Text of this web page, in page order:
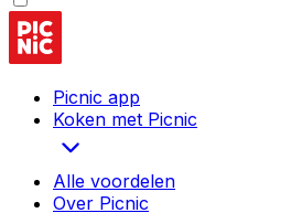
Picnic app
Koken met Picnic
Alle voordelen
Over Picnic